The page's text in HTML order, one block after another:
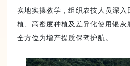
实地实操教学，组织农技人员深
植、高密度种植及差异化使用银灰
全方位为增产提质保驾护航。